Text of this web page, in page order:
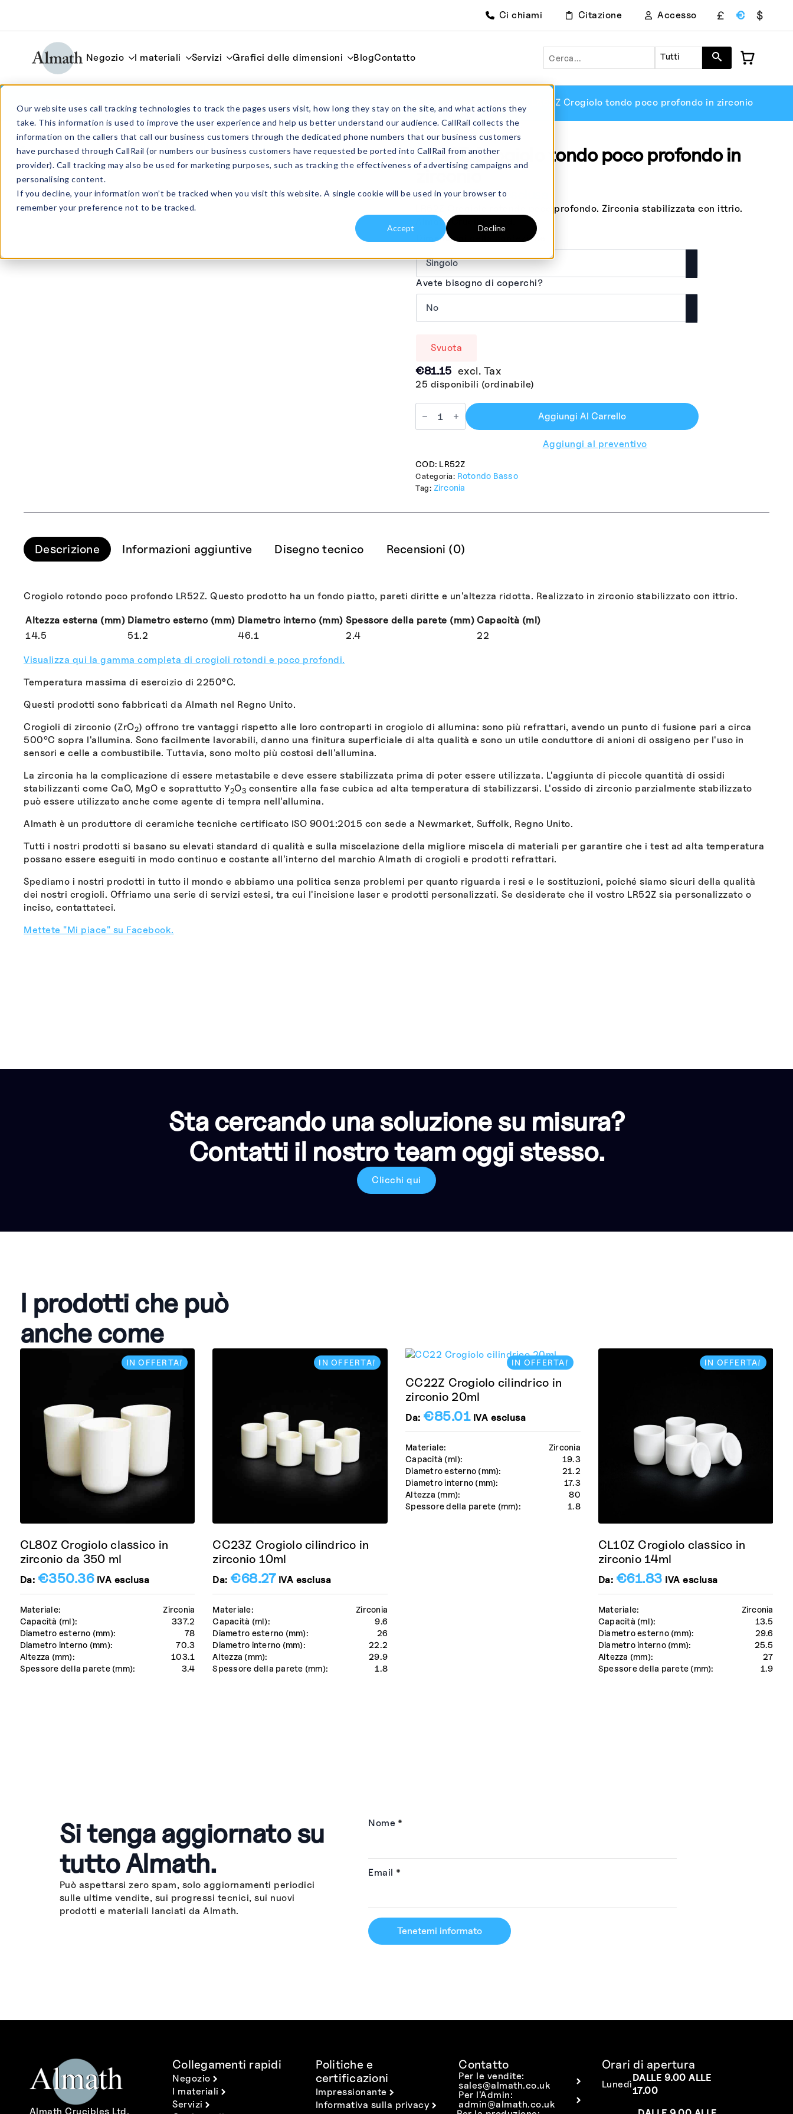
Our website uses call tracking technologies to track the pages users visit, how long they stay on the site, and what actions they
take. This information is used to improve the user experience and help us better understand our audience. CallRail collects the
information on the callers that call our business customers through the dedicated phone numbers that our business customers
have purchased through CallRail (or numbers our business customers have requested be ported into CallRail from another
provider). Call tracking may also be used for marketing purposes, such as tracking the effectiveness of advertising campaigns and
personalising content.
If you decline, your information won’t be tracked when you visit this website. A single cookie will be used in your browser to
remember your preference not to be tracked.
Accept Decline
Ci chiami Citazione Accesso £ € $
Negozio I materiali Servizi Grafici delle dimensioni BlogContatto Ricerca Tutti
LR52Z Crogiolo tondo poco profondo in zirconio LR52Z Crogiolo tondo poco profondo in zirconio
LR52Z Crogiolo tondo poco profondo in
zirconio
Da:€81.15IVA esclusa
LR52Z Crogiolo rotondo poco profondo. Zirconia stabilizzata con ittrio.
Almath Crucibles Ltd.
Dimensioni della confezione
Avete bisogno di coperchi?
Svuota
€81.15 excl. Tax
25 disponibili (ordinabile)
Aggiungi Al Carrello
Aggiungi al preventivo
COD: LR52Z
Categoria: Rotondo Basso
Tag: Zirconia
Descrizione Informazioni aggiuntive Disegno tecnico Recensioni (0)
Crogiolo rotondo poco profondo LR52Z. Questo prodotto ha un fondo piatto, pareti diritte e un'altezza ridotta. Realizzato in zirconio stabilizzato con ittrio.
Altezza esterna (mm) Diametro esterno (mm) Diametro interno (mm) Spessore della parete (mm) Capacità (ml)
14.5
51.2 46.1 2.4 22
Visualizza qui la gamma completa di crogioli rotondi e poco profondi.
Temperatura massima di esercizio di 2250°C.
Questi prodotti sono fabbricati da Almath nel Regno Unito.
Crogioli di zirconio (ZrO2) offrono tre vantaggi rispetto alle loro controparti in crogiolo di allumina: sono più refrattari, avendo un punto di fusione pari a circa
500oC sopra l'allumina. Sono facilmente lavorabili, danno una finitura superficiale di alta qualità e sono un utile conduttore di anioni di ossigeno per l'uso in
sensori e celle a combustibile. Tuttavia, sono molto più costosi dell'allumina.
La zirconia ha la complicazione di essere metastabile e deve essere stabilizzata prima di poter essere utilizzata. L'aggiunta di piccole quantità di ossidi
stabilizzanti come CaO, MgO e soprattutto Y2O3 consentire alla fase cubica ad alta temperatura di stabilizzarsi. L'ossido di zirconio parzialmente stabilizzato
può essere utilizzato anche come agente di tempra nell'allumina.
Almath è un produttore di ceramiche tecniche certificato ISO 9001:2015 con sede a Newmarket, Suffolk, Regno Unito.
Tutti i nostri prodotti si basano su elevati standard di qualità e sulla miscelazione della migliore miscela di materiali per garantire che i test ad alta temperatura
possano essere eseguiti in modo continuo e costante all'interno del marchio Almath di crogioli e prodotti refrattari.
Spediamo i nostri prodotti in tutto il mondo e abbiamo una politica senza problemi per quanto riguarda i resi e le sostituzioni, poiché siamo sicuri della qualità
dei nostri crogioli. Offriamo una serie di servizi estesi, tra cui l'incisione laser e prodotti personalizzati. Se desiderate che il vostro LR52Z sia personalizzato o
inciso, contattateci.
Mettete "Mi piace" su Facebook.
Sta cercando una soluzione su misura?
Contatti il nostro team oggi stesso.
Clicchi qui
I prodotti che può
anche come
IN OFFERTA!
Materiale:
Zirconia
Capacità (ml):
337.2
Diametro esterno (mm):
78
Diametro interno (mm):
70.3
Altezza (mm):
103.1
Spessore della parete (mm):
3.4
CL80Z Crogiolo classico in
zirconio da 350 ml
Da: €350.36IVA esclusa
IN OFFERTA!
Materiale:
Zirconia
Capacità (ml):
9.6
Diametro esterno (mm):
26
Diametro interno (mm):
22.2
Altezza (mm):
29.9
Spessore della parete (mm):
1.8
CC23Z Crogiolo cilindrico in
zirconio 10ml
Da: €68.27 IVA esclusa
IN OFFERTA!
Materiale:
Zirconia
Capacità (ml):
19.3
Diametro esterno (mm):
21.2
Diametro interno (mm):
17.3
Altezza (mm):
80
Spessore della parete (mm):
1.8
CC22Z Crogiolo cilindrico in
zirconio 20ml
Da: €85.01IVA esclusa
IN OFFERTA!
Materiale:
Zirconia
Capacità (ml):
13.5
Diametro esterno (mm):
29.6
Diametro interno (mm):
25.5
Altezza (mm):
27
Spessore della parete (mm):
1.9
CL10Z Crogiolo classico in
zirconio 14ml
Da: €61.83 IVA esclusa
Si tenga aggiornato su
tutto Almath.
Può aspettarsi zero spam, solo aggiornamenti periodici
sulle ultime vendite, sui progressi tecnici, sui nuovi
prodotti e materiali lanciati da Almath.
Nome *
Email *
Tenetemi informato
Almath Crucibles Ltd.
Collegamenti rapidi
Negozio
I materiali
Servizi
Politiche e
certificazioni
Impressionante
Informativa sulla privacy
Contatto
Per le vendite:
sales@almath.co.uk
Per l'Admin:
admin@almath.co.uk
Orari di apertura
Lunedì
DALLE 9.00 ALLE
17.00